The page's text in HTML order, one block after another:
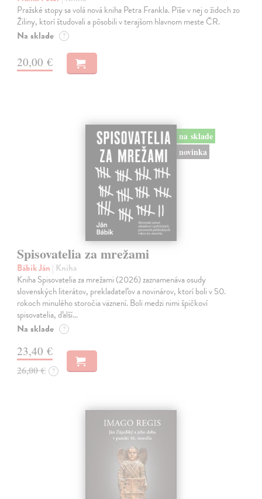
Pražské stopy sa volá nová kniha Petra Frankla. Píše v nej o židoch zo
Žiliny, ktorí študovali a pôsobili v terajšom hlavnom meste ČR.
Na sklade ?
20,00 €
na sklade
novinka
Spisovatelia za mrežami
Bábik Ján | Kniha
Kniha Spisovatelia za mrežami (2026) zaznamenáva osudy
slovenských literátov, prekladateľov a novinárov, ktorí boli v 50.
rokoch minulého storočia väznení. Boli medzi nimi špičkoví
spisovatelia, ďalší…
Na sklade ?
23,40 €
26,00 € ?